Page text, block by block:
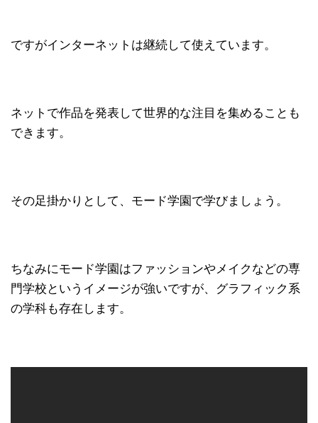
ですがインターネットは継続して使えています。
ネットで作品を発表して世界的な注目を集めることも
できます。
その足掛かりとして、モード学園で学びましょう。
ちなみにモード学園はファッションやメイクなどの専
門学校というイメージが強いですが、グラフィック系
の学科も存在します。